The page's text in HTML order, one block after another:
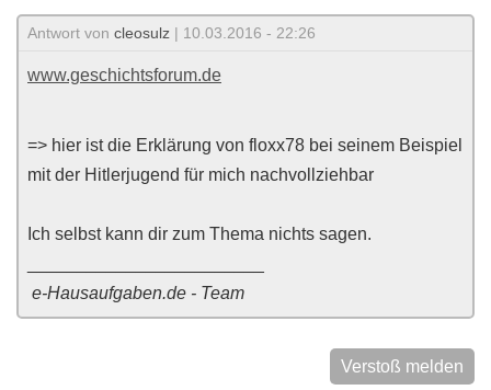
Antwort von cleosulz | 10.03.2016 - 22:26
www.geschichtsforum.de
=> hier ist die Erklärung von floxx78 bei seinem Beispiel
mit der Hitlerjugend für mich nachvollziehbar
Ich selbst kann dir zum Thema nichts sagen.
e-Hausaufgaben.de - Team
Verstoß melden